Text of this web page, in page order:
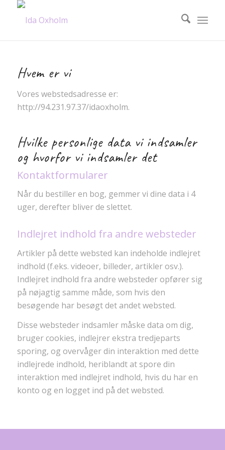
Hvem er vi
Vores webstedsadresse er:
http://94.231.97.37/idaoxholm.
Hvilke personlige data vi indsamler
og hvorfor vi indsamler det
Kontaktformularer
Når du bestiller en bog, gemmer vi dine data i 4
uger, derefter bliver de slettet.
Indlejret indhold fra andre websteder
Artikler på dette websted kan indeholde indlejret
indhold (f.eks. videoer, billeder, artikler osv.).
Indlejret indhold fra andre websteder opfører sig
på nøjagtig samme måde, som hvis den
besøgende har besøgt det andet websted.
Disse websteder indsamler måske data om dig,
bruger cookies, indlejrer ekstra tredjeparts
sporing, og overvåger din interaktion med dette
indlejrede indhold, heriblandt at spore din
interaktion med indlejret indhold, hvis du har en
konto og en logget ind på det websted.